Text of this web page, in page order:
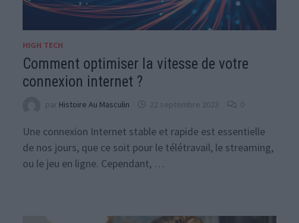
HIGH TECH
Comment optimiser la vitesse de votre
connexion internet ?
par Histoire Au Masculin 22 septembre 2023 0
Une connexion Internet stable et rapide est essentielle
de nos jours, que ce soit pour le télétravail, le streaming,
ou le jeu en ligne. Cependant, …